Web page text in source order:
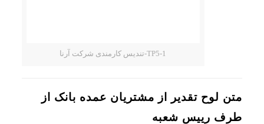
TP5-1-تندیس کارمندی شرکت آرنا
متن لوح تقدیر از مشتریان عمده بانک از
طرف رییس شعبه